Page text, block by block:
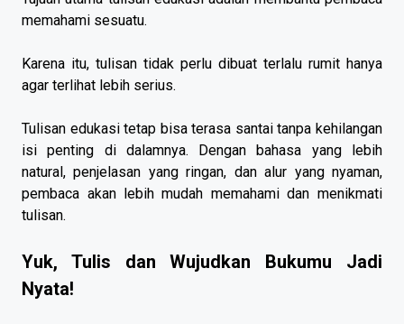
memahami sesuatu.
Karena itu, tulisan tidak perlu dibuat terlalu rumit hanya
agar terlihat lebih serius.
Tulisan edukasi tetap bisa terasa santai tanpa kehilangan
isi penting di dalamnya. Dengan bahasa yang lebih
natural, penjelasan yang ringan, dan alur yang nyaman,
pembaca akan lebih mudah memahami dan menikmati
tulisan.
Yuk, Tulis dan Wujudkan Bukumu Jadi
Nyata!